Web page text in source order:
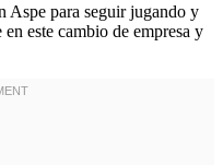
Aspe para seguir jugando y
este cambio de empresa y